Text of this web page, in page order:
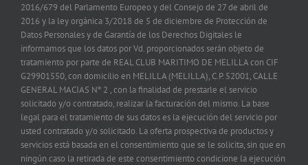
2016/679 del Parlamento Europeo y del Consejo de 27 de abril de
2016 y la ley orgánica 3/2018 de 5 de diciembre de Protección de
Datos Personales y de Garantía de los Derechos Digitales le
informamos que los datos por Vd. proporcionados serán objeto de
tratamiento por parte de REAL CLUB MARITIMO DE MELILLA con CIF
G29901550, con domicilio en MELILLA (MELILLA), C.P. 52001, CALLE
GENERAL MACIAS Nº 2 , con la finalidad de prestarle el servicio
solicitado y/o contratado, realizar la facturación del mismo. La base
legal para el tratamiento de sus datos es la ejecución del servicio por
usted contratado y/o solicitado. La oferta prospectiva de productos y
servicios está basada en el consentimiento que se le solicita, sin que en
ningún caso la retirada de este consentimiento condicione la ejecución